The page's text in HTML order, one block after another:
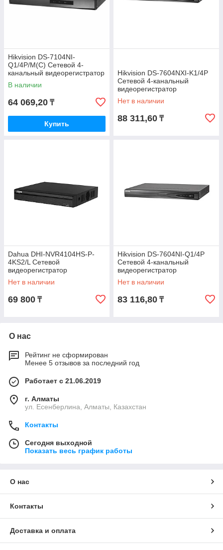
Hikvision DS-7104NI-
Q1/4P/M(C) Сетевой 4-
канальный видеорегистратор
В наличии
64 069,20 ₸
Купить
Hikvision DS-7604NXI-K1/4P
Сетевой 4-канальный
видеорегистратор
Нет в наличии
88 311,60 ₸
Dahua DHI-NVR4104HS-P-
4KS2/L Сетевой
видеорегистратор
Нет в наличии
69 800 ₸
Hikvision DS-7604NI-Q1/4P
Сетевой 4-канальный
видеорегистратор
Нет в наличии
83 116,80 ₸
О нас
Рейтинг не сформирован
Менее 5 отзывов за последний год
Работает с 21.06.2019
г. Алматы
ул. Есенберлина, Алматы, Казахстан
Контакты
Сегодня выходной
Показать весь график работы
О нас
Контакты
Доставка и оплата